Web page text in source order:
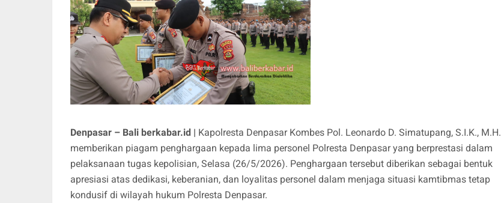
Denpasar – Bali berkabar.id | Kapolresta Denpasar Kombes Pol. Leonardo D. Simatupang, S.I.K., M.H.
memberikan piagam penghargaan kepada lima personel Polresta Denpasar yang berprestasi dalam
pelaksanaan tugas kepolisian, Selasa (26/5/2026). Penghargaan tersebut diberikan sebagai bentuk
apresiasi atas dedikasi, keberanian, dan loyalitas personel dalam menjaga situasi kamtibmas tetap
kondusif di wilayah hukum Polresta Denpasar.